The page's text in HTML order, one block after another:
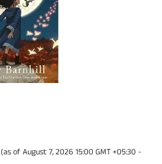
(as of August 7, 2026 15:00 GMT +05:30 -